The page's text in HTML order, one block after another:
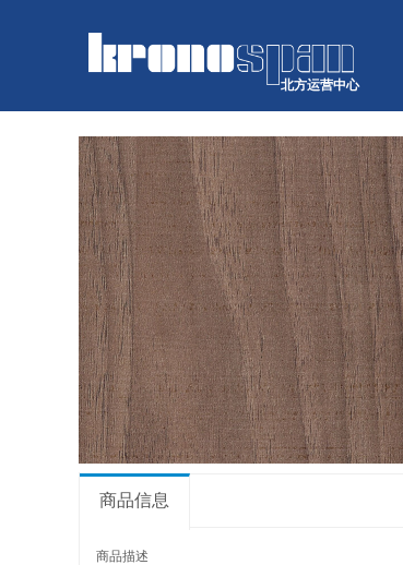
北方运营中心
商品信息
商品描述